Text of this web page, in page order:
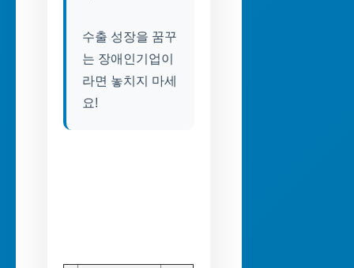
수출 성장을 꿈꾸
는 장애인기업이
라면 놓치지 마세
요!